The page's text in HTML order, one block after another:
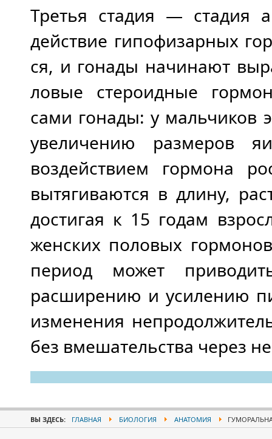
Третья стадия — стадия
действие гипофизарных
ся, и гонады начинают
ловые стероидные
сами гонады: у мальчиков
уве­личению размеров
воздействием гормона
вытягиваются в дли­ну,
достигая к 15 годам
женских половых
период может
расширению и усилению
изменения
без вмешательства через
ВЫ ЗДЕСЬ: ГЛАВНАЯ БИОЛОГИЯ АНАТОМИЯ